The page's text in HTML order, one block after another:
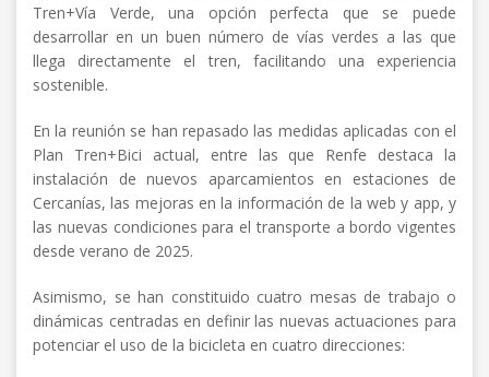
Tren+Vía Verde, una opción perfecta que se puede
desarrollar en un buen número de vías verdes a las que
llega directamente el tren, facilitando una experiencia
sostenible.
En la reunión se han repasado las medidas aplicadas con el
Plan Tren+Bici actual, entre las que Renfe destaca la
instalación de nuevos aparcamientos en estaciones de
Cercanías, las mejoras en la información de la web y app, y
las nuevas condiciones para el transporte a bordo vigentes
desde verano de 2025.
Asimismo, se han constituido cuatro mesas de trabajo o
dinámicas centradas en definir las nuevas actuaciones para
potenciar el uso de la bicicleta en cuatro direcciones: